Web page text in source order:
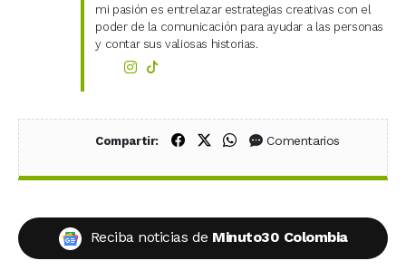
mi pasión es entrelazar estrategias creativas con el
poder de la comunicación para ayudar a las personas
y contar sus valiosas historias.
Compartir: Compartir en Facebook
Compartir en X (Twitter)
Compartir en WhatsApp
Comentarios
Reciba noticias de Minuto30 Colombia